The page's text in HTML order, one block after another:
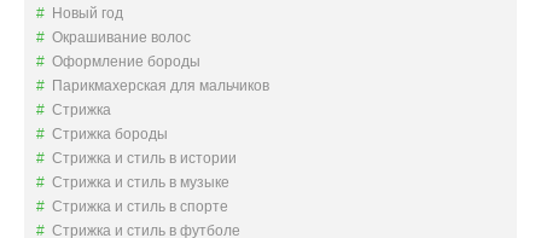
Новый год
Окрашивание волос
Оформление бороды
Парикмахерская для мальчиков
Стрижка
Стрижка бороды
Стрижка и стиль в истории
Стрижка и стиль в музыке
Стрижка и стиль в спорте
Стрижка и стиль в футболе